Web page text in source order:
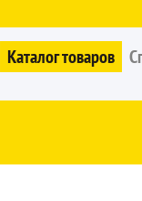
Каталог товаров